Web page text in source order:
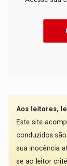
Aos leitores,
Este site
conduzidos
sua inocência
se ao leitor